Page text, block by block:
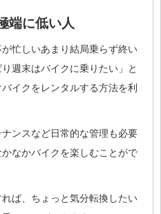
端に低い人
忙しいあまり結局乗らず終い
週末はバイクに乗りたい」と
イクをレンタルする方法を利
ンスなど日常的な管理も必要
なかバイクを楽しむことがで
ば、ちょっと気分転換したい